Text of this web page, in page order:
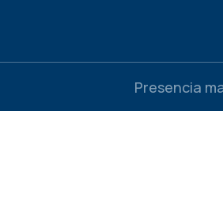
Presencia